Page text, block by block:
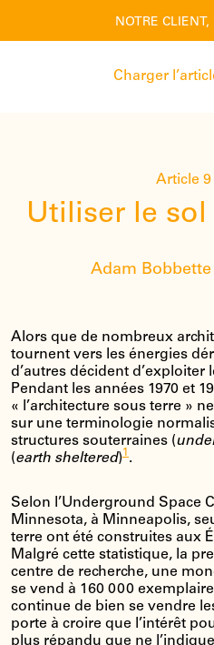
NOTRE
Charger
Article 9
Utiliser le
Adam
Alors que de nombreux
tournent vers les énergies
d’autres décident d’exploiter
Pendant les années 1970 et
« l’architecture sous terre »
sur une terminologie
structures souterraines (
(earth sheltered)1 .
Selon l’Underground Space
Minnesota, à Minneapolis,
terre ont été construites aux
Malgré cette statistique, la
centre de recherche, une
se vend à 160 000
continue de bien se vendre
porte à croire que l’intérêt
plus répandu que ne